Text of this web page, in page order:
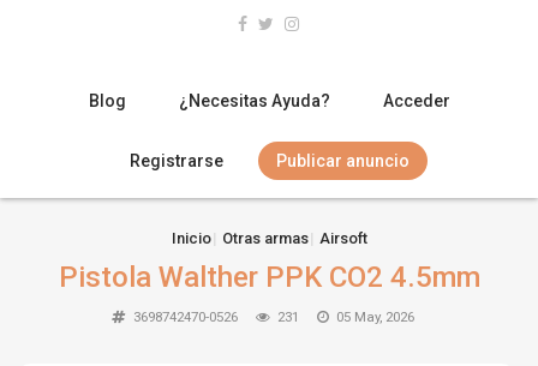
Blog ¿Necesitas Ayuda? Acceder
Registrarse Publicar anuncio
ESCOPETAS
ARMAS CORTAS
Inicio Otras armas Airsoft
Pistola Walther PPK CO2 4.5mm
3698742470-0526 231 05 May, 2026